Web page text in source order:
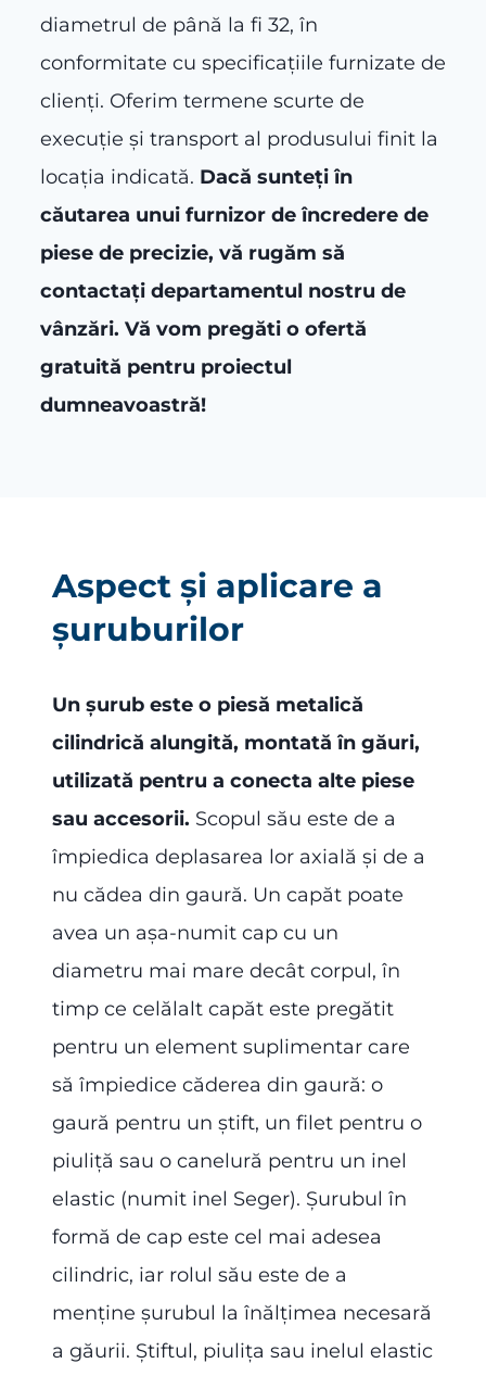
diametrul de până la fi 32, în
conformitate cu specificațiile furnizate de
clienți. Oferim termene scurte de
execuție și transport al produsului finit la
locația indicată. Dacă sunteți în
căutarea unui furnizor de încredere de
piese de precizie, vă rugăm să
contactați departamentul nostru de
vânzări. Vă vom pregăti o ofertă
gratuită pentru proiectul
dumneavoastră!
Aspect și aplicare a
șuruburilor
Un șurub este o piesă metalică
cilindrică alungită, montată în găuri,
utilizată pentru a conecta alte piese
sau accesorii. Scopul său este de a
împiedica deplasarea lor axială și de a
nu cădea din gaură. Un capăt poate
avea un așa-numit cap cu un
diametru mai mare decât corpul, în
timp ce celălalt capăt este pregătit
pentru un element suplimentar care
să împiedice căderea din gaură: o
gaură pentru un știft, un filet pentru o
piuliță sau o canelură pentru un inel
elastic (numit inel Seger). Șurubul în
formă de cap este cel mai adesea
cilindric, iar rolul său este de a
menține șurubul la înălțimea necesară
a găurii. Ştiftul, piulița sau inelul elastic